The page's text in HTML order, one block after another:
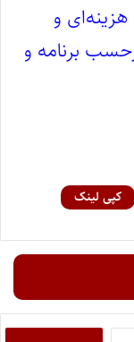
و
برنامه و
کپی لینک